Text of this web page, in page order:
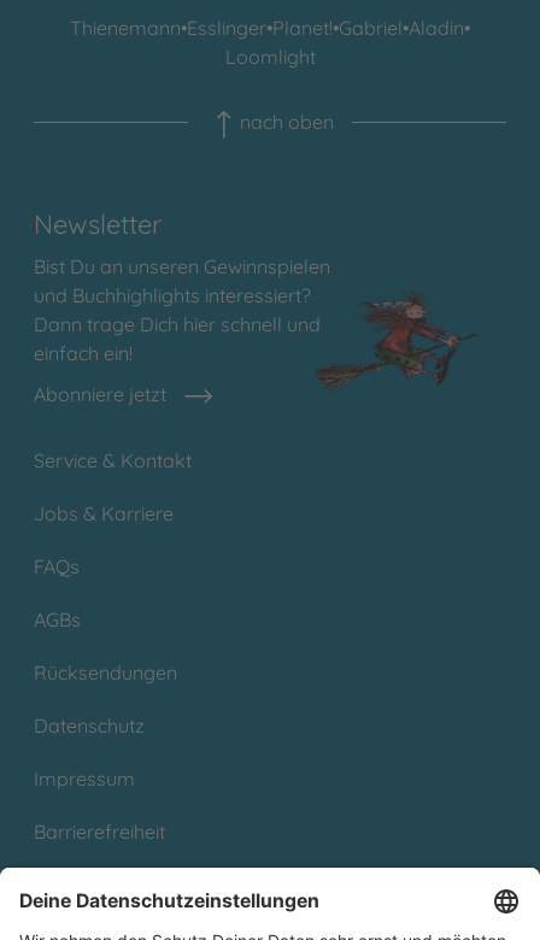
Thienemann•Esslinger•Planet!•Gabriel•Aladin•
Loomlight
nach oben
Newsletter
Bist Du an unseren Gewinnspielen
und Buchhighlights interessiert?
Dann trage Dich hier schnell und
einfach ein!
Abonniere jetzt
Service & Kontakt
Jobs & Karriere
FAQs
AGBs
Rücksendungen
Datenschutz
Impressum
Barrierefreiheit